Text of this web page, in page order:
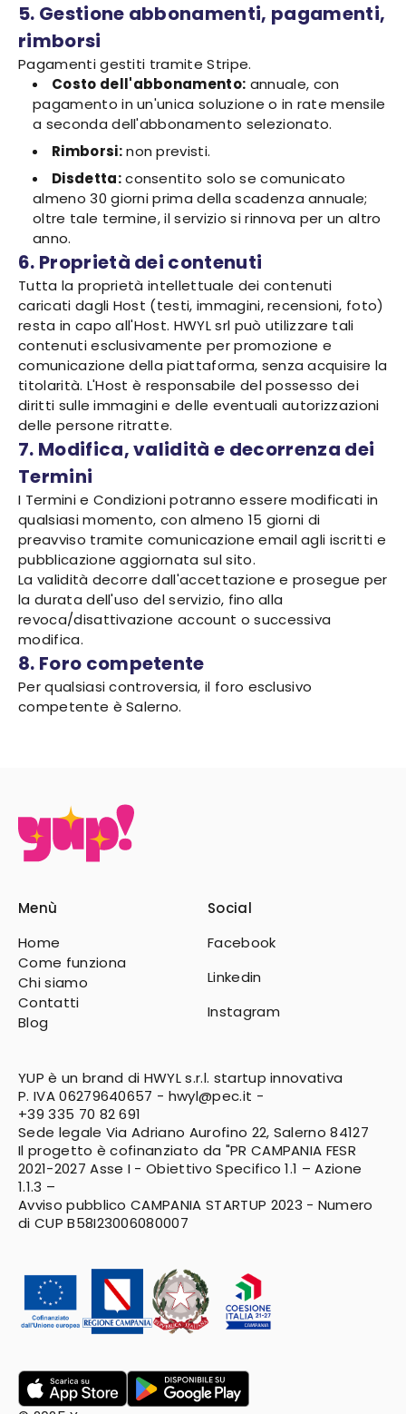
5. Gestione abbonamenti, pagamenti,
rimborsi
Pagamenti gestiti tramite Stripe.
Costo dell'abbonamento: annuale, con
pagamento in un'unica soluzione o in rate mensile
a seconda dell'abbonamento selezionato.
Rimborsi:non previsti.
Disdetta:consentito solo se comunicato
almeno 30 giorni prima della scadenza annuale;
oltre tale termine, il servizio si rinnova per un altro
anno.
6. Proprietà dei contenuti
Tutta la proprietà intellettuale dei contenuti
caricati dagli Host (testi, immagini, recensioni, foto)
resta in capo all'Host. HWYL srl può utilizzare tali
contenuti esclusivamente per promozione e
comunicazione della piattaforma, senza acquisire la
titolarità. L'Host è responsabile del possesso dei
diritti sulle immagini e delle eventuali autorizzazioni
delle persone ritratte.
7. Modifica, validità e decorrenza dei
Termini
I Termini e Condizioni potranno essere modificati in
qualsiasi momento, con almeno 15 giorni di
preavviso tramite comunicazione email agli iscritti e
pubblicazione aggiornata sul sito.
La validità decorre dall'accettazione e prosegue per
la durata dell'uso del servizio, fino alla
revoca/disattivazione account o successiva
modifica.
8. Foro competente
Per qualsiasi controversia, il foro esclusivo
competente è Salerno.
Menù
Home
Come funziona
Chi siamo
Contatti
Blog
Social
Facebook
Linkedin
Instagram
YUP è un brand di HWYL s.r.l. startup innovativa
P. IVA 06279640657 - hwyl@pec.it -
+39 335 70 82 691
Sede legale Via Adriano Aurofino 22, Salerno 84127
Il progetto è cofinanziato da "PR CAMPANIA FESR
2021-2027 Asse I - Obiettivo Specifico 1.1 – Azione
1.1.3 –
Avviso pubblico CAMPANIA STARTUP 2023 - Numero
di CUP B58I23006080007